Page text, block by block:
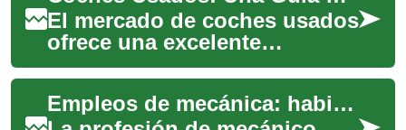
El mercado de coches usados
ofrece una excelente
oportunidad para aquellos
que buscan un vehículo
confiable a un prec...
Empleos de mecánica: habilidades, tendencias y oportunidades